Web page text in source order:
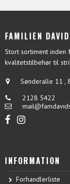
FAMILIEN
Stort sortiment inden
kvalitetstilbehør til
Sønderalle 11 ,
2128 5422
INFORMATION
Forhandlerliste